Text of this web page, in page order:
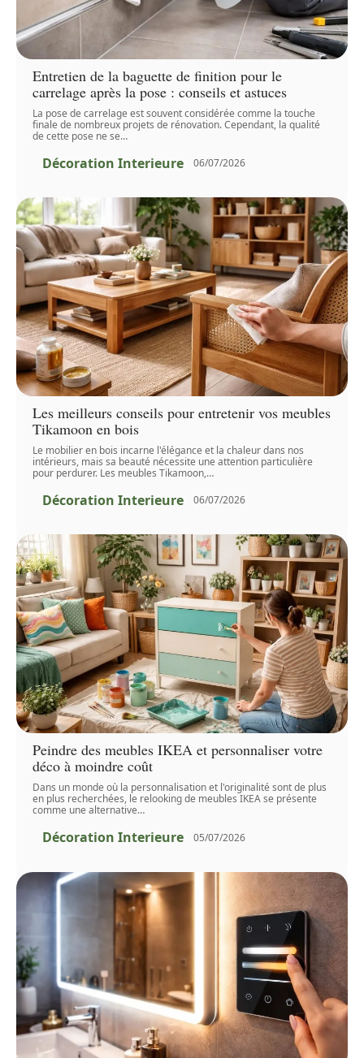
Entretien de la baguette de finition pour le
carrelage après la pose : conseils et astuces
La pose de carrelage est souvent considérée comme la touche
finale de nombreux projets de rénovation. Cependant, la qualité
de cette pose ne se…
Décoration Interieure 06/07/2026
Les meilleurs conseils pour entretenir vos meubles
Tikamoon en bois
Le mobilier en bois incarne l'élégance et la chaleur dans nos
intérieurs, mais sa beauté nécessite une attention particulière
pour perdurer. Les meubles Tikamoon,…
Décoration Interieure 06/07/2026
Peindre des meubles IKEA et personnaliser votre
déco à moindre coût
Dans un monde où la personnalisation et l'originalité sont de plus
en plus recherchées, le relooking de meubles IKEA se présente
comme une alternative…
Décoration Interieure 05/07/2026